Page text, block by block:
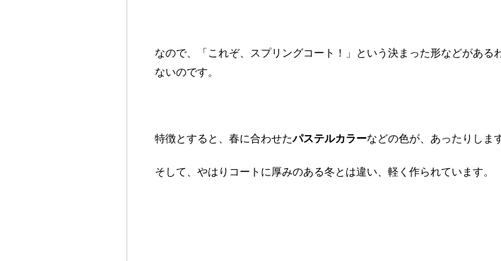
なので、「これぞ、スプリングコート！」という決まった形などがある
ないのです。
特徴とすると、春に合わせたパステルカラーなどの色が、あったりします
そして、やはりコートに厚みのある冬とは違い、軽く作られています。